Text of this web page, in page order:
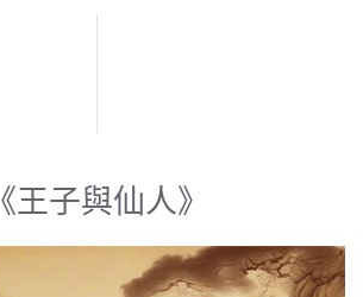
《王子與仙人》